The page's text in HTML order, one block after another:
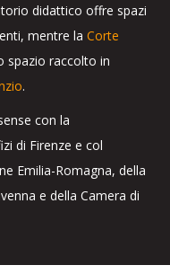
didattico offre spazi
mentre la Corte
spazio raccolto in
.
con la
di Firenze e col
Emilia-Romagna, della
e della Camera di